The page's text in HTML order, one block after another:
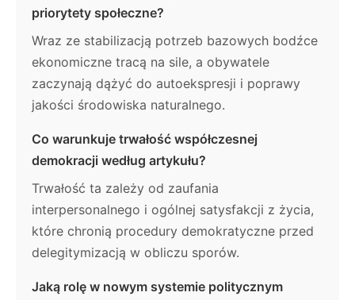
priorytety społeczne?
Wraz ze stabilizacją potrzeb bazowych bodźce
ekonomiczne tracą na sile, a obywatele
zaczynają dążyć do autoekspresji i poprawy
jakości środowiska naturalnego.
Co warunkuje trwałość współczesnej
demokracji według artykułu?
Trwałość ta zależy od zaufania
interpersonalnego i ogólnej satysfakcji z życia,
które chronią procedury demokratyczne przed
delegitymizacją w obliczu sporów.
Jaką rolę w nowym systemie politycznym